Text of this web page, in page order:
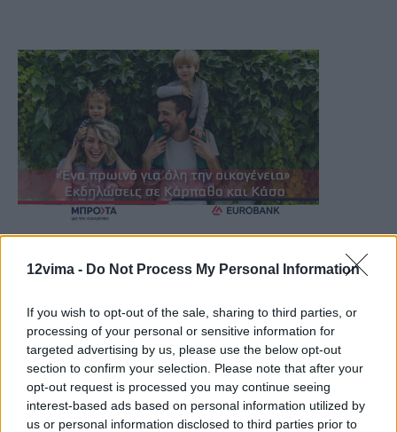
12vima - Do Not Process My Personal Information
If you wish to opt-out of the sale, sharing to third parties, or
processing of your personal or sensitive information for
targeted advertising by us, please use the below opt-out
section to confirm your selection. Please note that after your
opt-out request is processed you may continue seeing
interest-based ads based on personal information utilized by
us or personal information disclosed to third parties prior to